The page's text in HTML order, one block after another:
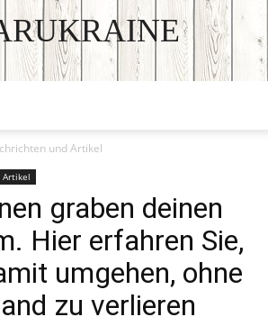
THE ART OF PUBLISHING
und Artikel
Artikel
graben deinen
Hier erfahren Sie,
umgehen, ohne
zu verlieren